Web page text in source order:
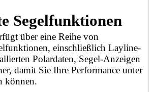
Segelfunktionen
über eine Reihe von
einschließlich Layline-
Polardaten, Segel-Anzeigen
damit Sie Ihre Performance unter
können.